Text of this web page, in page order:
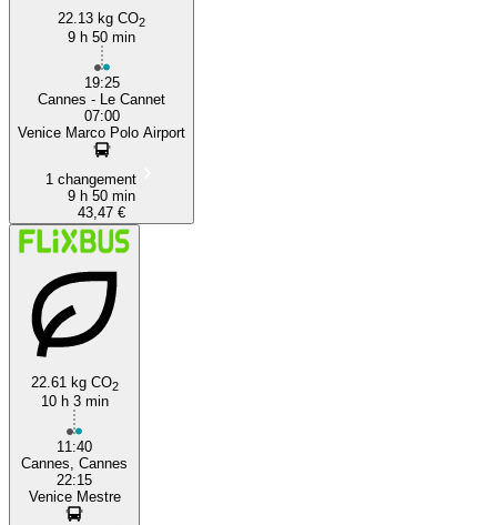
22.13 kg CO2
9 h 50 min
19:25
Cannes - Le Cannet
07:00
Venice Marco Polo Airport
1 changement
9 h 50 min
43,47 €
22.61 kg CO2
10 h 3 min
11:40
Cannes, Cannes
22:15
Venice Mestre